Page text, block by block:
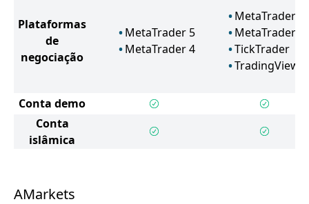
Plataformas
de
negociação
MetaTrader 5
MetaTrader 4
MetaTrader 4
MetaTrader 5
TickTrader
TradingView
Conta demo
Conta
islâmica
AMarkets